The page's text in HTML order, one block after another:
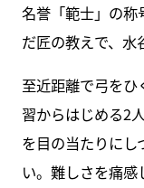
名誉「範士」の称
だ匠の教えで、水
至近距離で弓を
習からはじめる2
を目の当たりに
い。難しさを痛